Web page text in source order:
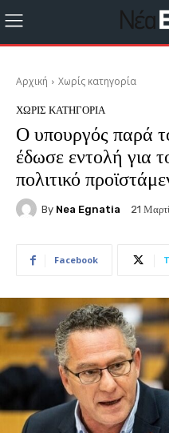
Αρχική Χωρίς κατηγορία
ΧΩΡΊΣ ΚΑΤΗΓΟΡΊΑ
Ο υπουργός παρά
έδωσε εντολή για
πολιτικό
By Nea Egnatia 21
Facebook